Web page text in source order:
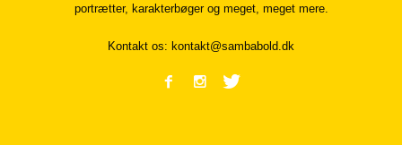
portrætter, karakterbøger og meget, meget mere.
Kontakt os: kontakt@sambabold.dk